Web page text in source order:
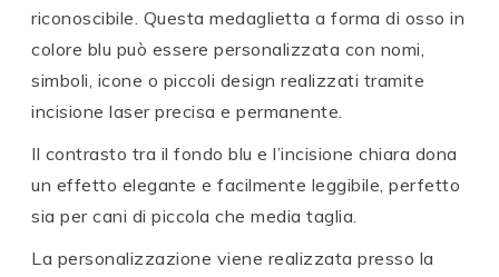
riconoscibile. Questa medaglietta a forma di osso in
colore blu può essere personalizzata con nomi,
simboli, icone o piccoli design realizzati tramite
incisione laser precisa e permanente.
Il contrasto tra il fondo blu e l’incisione chiara dona
un effetto elegante e facilmente leggibile, perfetto
sia per cani di piccola che media taglia.
La personalizzazione viene realizzata presso la